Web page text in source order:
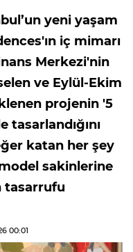
yeni yaşam
iç mimarı
Merkezi'nin
ve Eylül-Ekim
projenin '5
katan her şey
sakinlerine
tasarrufu
00:01